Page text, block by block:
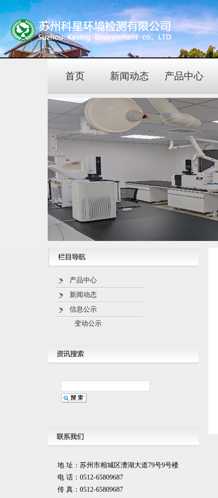
首页 新闻动态 产品中心
产品中心
新闻动态
信息公示
变动公示
地 址：苏州市相城区漕湖大道79号9号楼
电 话：0512-65809687
传 真：0512-65809687